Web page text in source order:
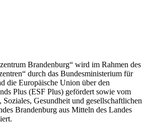
Brandenburg“ wird im Rahmen des
durch das Bundesministerium für
die Europäische Union über den
Plus (ESF Plus) gefördert sowie vom
Gesundheit und gesellschaftlichen
Brandenburg aus Mitteln des Landes